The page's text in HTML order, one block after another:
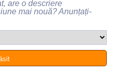
are o descriere
mai nouă? Anunțați-